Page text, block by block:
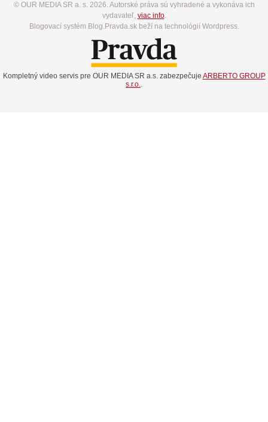
© OUR MEDIA SR a. s. 2026. Autorské práva sú vyhradené a vykonáva ich
vydavateľ, viac info.
Blogovací systém Blog.Pravda.sk beží na technológií Wordpress.
Kompletný video servis pre OUR MEDIA SR a.s. zabezpečuje ARBERTO GROUP
s.r.o..